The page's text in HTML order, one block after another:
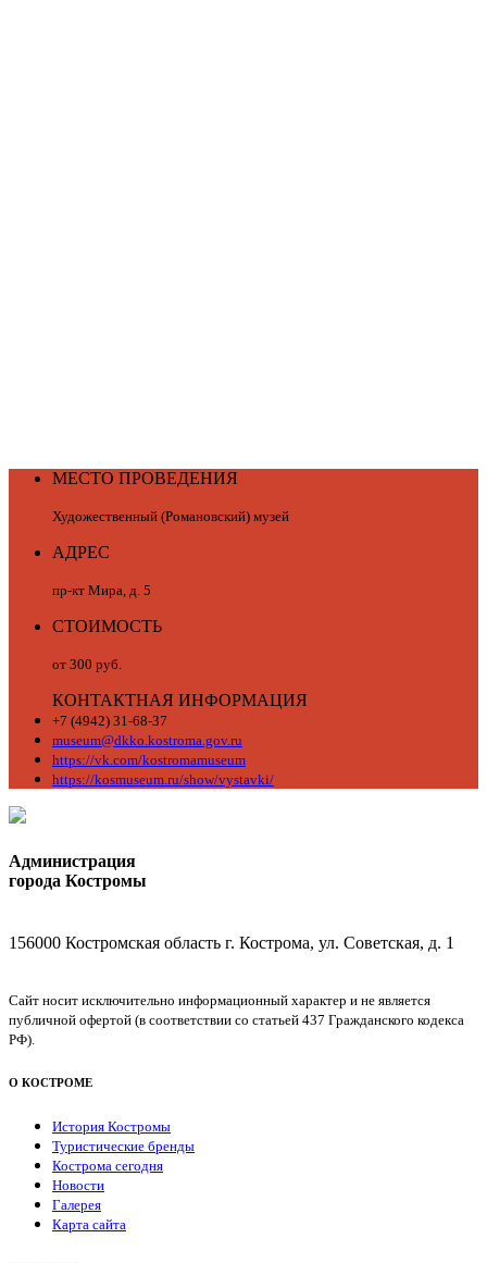
МЕСТО ПРОВЕДЕНИЯ
Художественный (Романовский) музей
АДРЕС
пр-кт Мира, д. 5
СТОИМОСТЬ
от 300 руб.
КОНТАКТНАЯ ИНФОРМАЦИЯ
+7 (4942) 31-68-37
museum@dkko.kostroma.gov.ru
https://vk.com/kostromamuseum
https://kosmuseum.ru/show/vystavki/
Администрация
города Костромы
156000 Костромская область г. Кострома, ул. Советская, д. 1
Сайт носит исключительно информационный характер и не является
публичной офертой (в соответствии со статьей 437 Гражданского кодекса
РФ).
О КОСТРОМЕ
История Костромы
Туристические бренды
Кострома сегодня
Новости
Галерея
Карта сайта